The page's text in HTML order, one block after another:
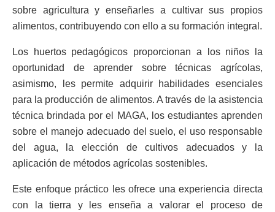
sobre agricultura y enseñarles a cultivar sus propios
alimentos, contribuyendo con ello a su formación integral.
Los huertos pedagógicos proporcionan a los niños la
oportunidad de aprender sobre técnicas agrícolas,
asimismo, les permite adquirir habilidades esenciales
para la producción de alimentos. A través de la asistencia
técnica brindada por el MAGA, los estudiantes aprenden
sobre el manejo adecuado del suelo, el uso responsable
del agua, la elección de cultivos adecuados y la
aplicación de métodos agrícolas sostenibles.
Este enfoque práctico les ofrece una experiencia directa
con la tierra y les enseña a valorar el proceso de